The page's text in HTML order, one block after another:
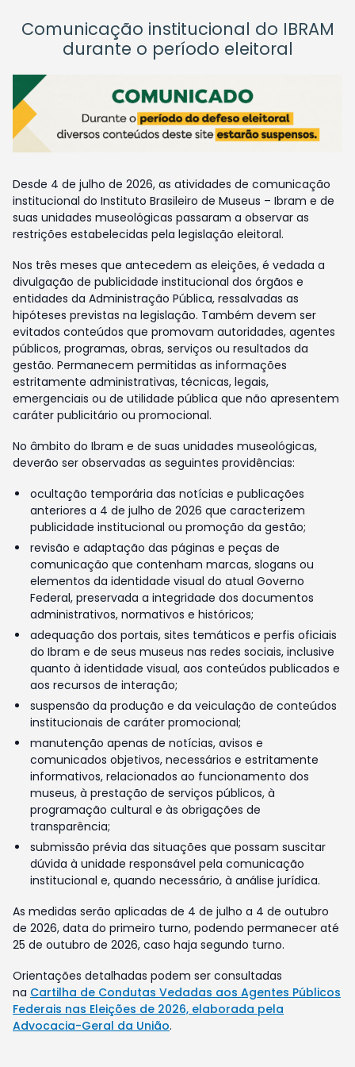
Comunicação institucional do IBRAM
durante o período eleitoral
Desde 4 de julho de 2026, as atividades de comunicação
institucional do Instituto Brasileiro de Museus – Ibram e de
suas unidades museológicas passaram a observar as
restrições estabelecidas pela legislação eleitoral.
Nos três meses que antecedem as eleições, é vedada a
divulgação de publicidade institucional dos órgãos e
entidades da Administração Pública, ressalvadas as
hipóteses previstas na legislação. Também devem ser
evitados conteúdos que promovam autoridades, agentes
públicos, programas, obras, serviços ou resultados da
gestão. Permanecem permitidas as informações
estritamente administrativas, técnicas, legais,
emergenciais ou de utilidade pública que não apresentem
caráter publicitário ou promocional.
No âmbito do Ibram e de suas unidades museológicas,
deverão ser observadas as seguintes providências:
ocultação temporária das notícias e publicações
anteriores a 4 de julho de 2026 que caracterizem
publicidade institucional ou promoção da gestão;
revisão e adaptação das páginas e peças de
comunicação que contenham marcas, slogans ou
elementos da identidade visual do atual Governo
Federal, preservada a integridade dos documentos
administrativos, normativos e históricos;
adequação dos portais, sites temáticos e perfis oficiais
do Ibram e de seus museus nas redes sociais, inclusive
quanto à identidade visual, aos conteúdos publicados e
aos recursos de interação;
suspensão da produção e da veiculação de conteúdos
institucionais de caráter promocional;
manutenção apenas de notícias, avisos e
comunicados objetivos, necessários e estritamente
informativos, relacionados ao funcionamento dos
museus, à prestação de serviços públicos, à
programação cultural e às obrigações de
transparência;
submissão prévia das situações que possam suscitar
dúvida à unidade responsável pela comunicação
institucional e, quando necessário, à análise jurídica.
As medidas serão aplicadas de 4 de julho a 4 de outubro
de 2026, data do primeiro turno, podendo permanecer até
25 de outubro de 2026, caso haja segundo turno.
Orientações detalhadas podem ser consultadas
na Cartilha de Condutas Vedadas aos Agentes Públicos
Federais nas Eleições de 2026, elaborada pela
Advocacia-Geral da União.